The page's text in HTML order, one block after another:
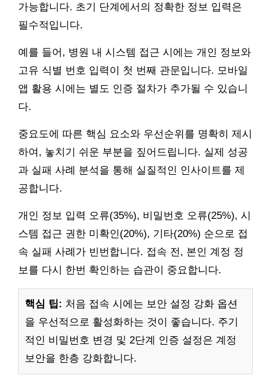
가능합니다. 초기 단계에서의 정확한 정보 입력은
필수적입니다.
예를 들어, 병원 내 시스템 접근 시에는 개인 정보와
고유 식별 번호 입력이 첫 번째 관문입니다. 모바일
앱 활용 시에는 별도 인증 절차가 추가될 수 있습니
다.
중요도에 따른 핵심 요소와 우선순위를 명확히 제시
하여, 놓치기 쉬운 부분을 짚어드립니다. 실제 성공
과 실패 사례 분석을 통해 실질적인 인사이트를 제
공합니다.
개인 정보 입력 오류(35%), 비밀번호 오류(25%), 시
스템 접근 권한 미확인(20%), 기타(20%) 순으로 접
속 실패 사례가 빈번합니다. 접속 전, 본인 계정 정
보를 다시 한번 확인하는 습관이 중요합니다.
핵심 팁: 처음 접속 시에는 보안 설정 강화 옵션
을 우선적으로 활성화하는 것이 좋습니다. 주기
적인 비밀번호 변경 및 2단계 인증 설정은 계정
보안을 한층 강화합니다.